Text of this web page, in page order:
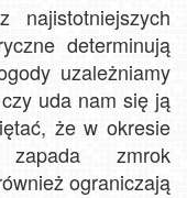
determinują
uzależniamy
uda nam się ją
że w okresie
zapada zmrok
ograniczają